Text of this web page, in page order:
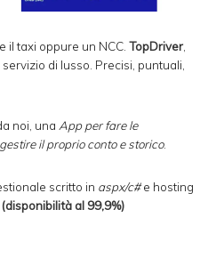
il taxi oppure un NCC. TopDriver
di lusso. Precisi, puntuali,
noi, una App per fare le
il proprio conto e storico.
scritto in aspx/c#e hosting
al 99,9%)